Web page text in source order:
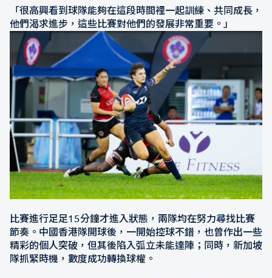
「很高興看到球隊能夠在這段時間裡一起訓練、共同成長，
他們渴求進步，這些比賽對他們的發展非常重要。」
比賽進行足足15分鐘才進入狀態，兩隊均在努力尋找比賽
節奏。中國香港隊開球後，一開始控球不錯，也曾作出一些
精彩的個人突破，但其後陷入弧立未能達陣；同時，新加坡
隊抓緊時機，數度成功轉換球權。